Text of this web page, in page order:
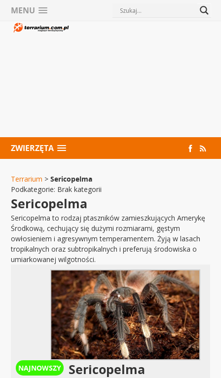
MENU
ZWIERZĘTA
Terrarium >Sericopelma
Podkategorie: Brak kategorii
Sericopelma
Sericopelma to rodzaj ptaszników zamieszkujących Amerykę
Środkową, cechujący się dużymi rozmiarami, gęstym
owłosieniem i agresywnym temperamentem. Żyją w lasach
tropikalnych oraz subtropikalnych i preferują środowiska o
umiarkowanej wilgotności.
Sericopelma